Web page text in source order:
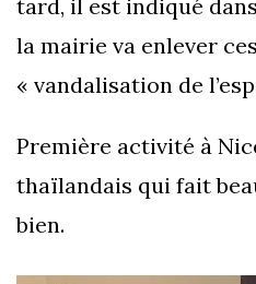
tard, il est indiqué
la mairie va enlever
« vandalisation de
Première activité à
thaïlandais qui fait
bien.